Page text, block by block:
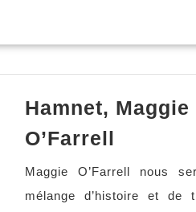
Hamnet, Maggie
O’Farrell
Maggie O’Farrell nous
mélange d’histoire et de